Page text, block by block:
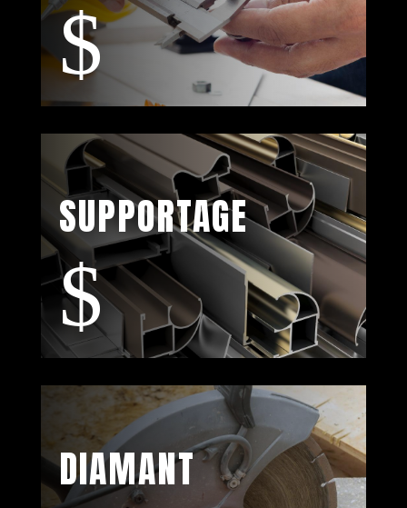
$
SUPPORTAGE
$
DIAMANT